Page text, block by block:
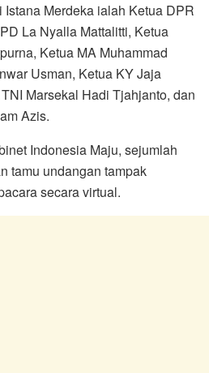
Merdeka ialah Ketua DPR
‎La Nyalla Mattalitti‎, Ketua
Ketua MA Muhammad
Usman, Ketua KY Jaja
Marsekal Hadi Tjahjanto, dan
Azis.
Indonesia Maju, sejumlah
tamu undangan tampak
secara virtual.